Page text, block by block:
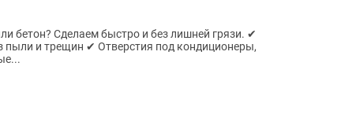
бетон? Сделаем быстро и без лишней грязи. ✔
пыли и трещин ✔ Отверстия под кондиционеры,